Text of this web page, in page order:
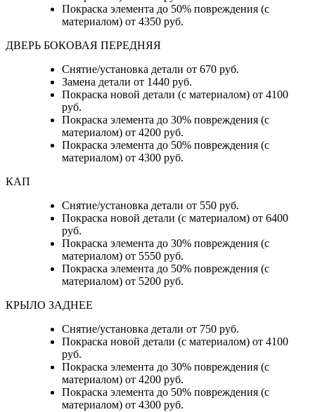
Покраска элемента до 50% повреждения (с
материалом) от 4350 руб.
ДВЕРЬ БОКОВАЯ ПЕРЕДНЯЯ
Снятие/установка детали от 670 руб.
Замена детали от 1440 руб.
Покраска новой детали (с материалом) от 4100
руб.
Покраска элемента до 30% повреждения (с
материалом) от 4200 руб.
Покраска элемента до 50% повреждения (с
материалом) от 4300 руб.
КАП
Снятие/установка детали от 550 руб.
Покраска новой детали (с материалом) от 6400
руб.
Покраска элемента до 30% повреждения (с
материалом) от 5550 руб.
Покраска элемента до 50% повреждения (с
материалом) от 5200 руб.
КРЫЛО ЗАДНЕЕ
Снятие/установка детали от 750 руб.
Покраска новой детали (с материалом) от 4100
руб.
Покраска элемента до 30% повреждения (с
материалом) от 4200 руб.
Покраска элемента до 50% повреждения (с
материалом) от 4300 руб.